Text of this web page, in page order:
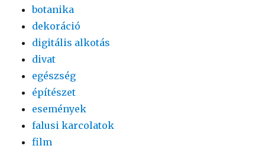
botanika
dekoráció
digitális alkotás
divat
egészség
építészet
események
falusi karcolatok
film